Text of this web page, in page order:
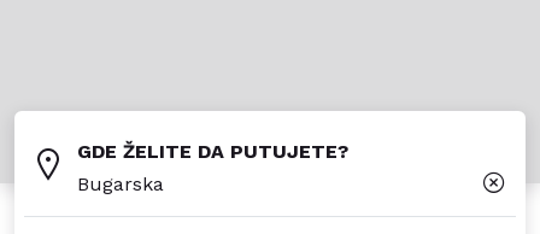
GDE ŽELITE DA PUTUJETE?
Bugarska